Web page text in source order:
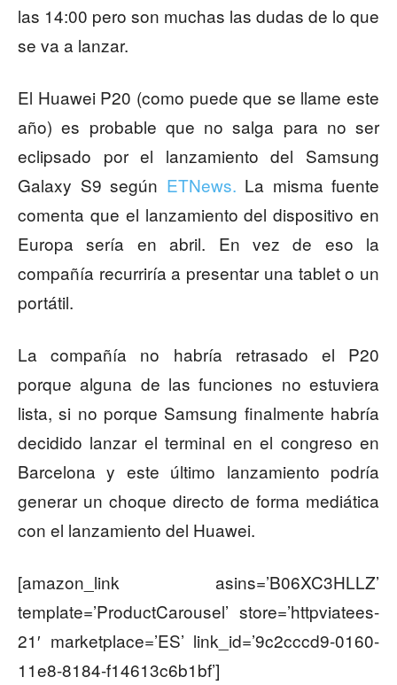
las 14:00 pero son muchas las dudas de lo que
se va a lanzar.
El Huawei P20 (como puede que se llame este
año) es probable que no salga para no ser
eclipsado por el lanzamiento del Samsung
Galaxy S9 según ETNews. La misma fuente
comenta que el lanzamiento del dispositivo en
Europa sería en abril. En vez de eso la
compañía recurriría a presentar una tablet o un
portátil.
La compañía no habría retrasado el P20
porque alguna de las funciones no estuviera
lista, si no porque Samsung finalmente habría
decidido lanzar el terminal en el congreso en
Barcelona y este último lanzamiento podría
generar un choque directo de forma mediática
con el lanzamiento del Huawei.
[amazon_link asins=’B06XC3HLLZ’
template=’ProductCarousel’ store=’httpviatees-
21′ marketplace=’ES’ link_id=’9c2cccd9-0160-
11e8-8184-f14613c6b1bf’]